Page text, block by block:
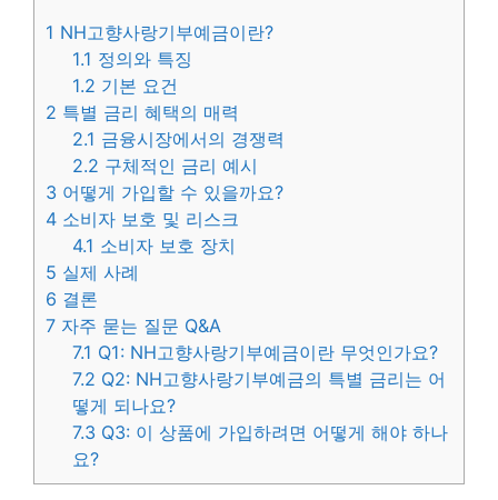
1 NH고향사랑기부예금이란?
1.1 정의와 특징
1.2 기본 요건
2 특별 금리 혜택의 매력
2.1 금융시장에서의 경쟁력
2.2 구체적인 금리 예시
3 어떻게 가입할 수 있을까요?
4 소비자 보호 및 리스크
4.1 소비자 보호 장치
5 실제 사례
6 결론
7 자주 묻는 질문 Q&A
7.1 Q1: NH고향사랑기부예금이란 무엇인가요?
7.2 Q2: NH고향사랑기부예금의 특별 금리는 어
떻게 되나요?
7.3 Q3: 이 상품에 가입하려면 어떻게 해야 하나
요?